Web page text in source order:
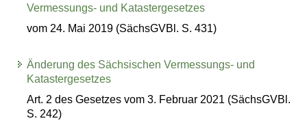
Vermessungs- und Katastergesetzes
vom 24. Mai 2019 (SächsGVBl. S. 431)
Änderung des Sächsischen Vermessungs- und
Katastergesetzes
Art. 2 des Gesetzes vom 3. Februar 2021 (SächsGVBl.
S. 242)